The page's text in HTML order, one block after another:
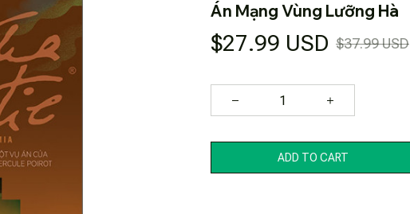
Án Mạng Vùng Lưỡng Hà
$27.99 USD $37.99 USD
ADD TO CART